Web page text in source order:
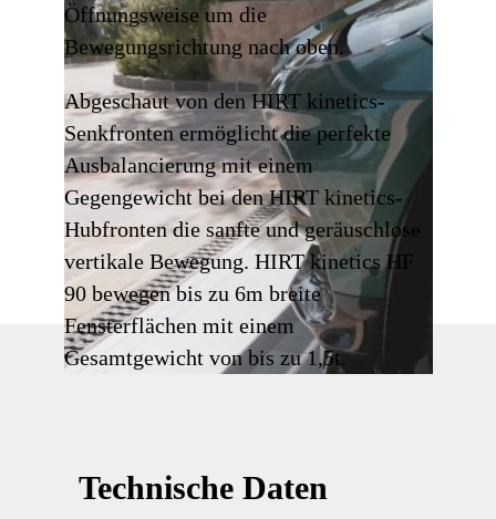
Öffnungsweise um die
Bewegungsrichtung nach oben.
Abgeschaut von den HIRT kinetics-
Senkfronten ermöglicht die perfekte
Ausbalancierung mit einem
Gegengewicht bei den HIRT kinetics-
Hubfronten die sanfte und geräuschlose
vertikale Bewegung. HIRT kinetics HF
90 bewegen bis zu 6m breite
Fensterflächen mit einem
Gesamtgewicht von bis zu 1,5t.
Technische Daten